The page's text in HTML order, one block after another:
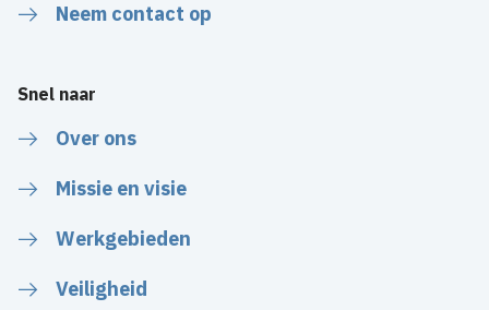
Neem contact op
Snel naar
Over ons
Missie en visie
Werkgebieden
Veiligheid